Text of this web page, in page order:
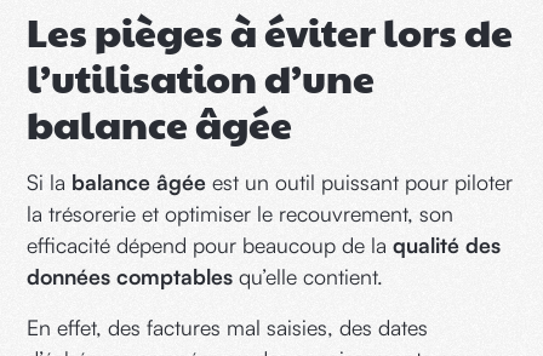
Les pièges à éviter lors de
l’utilisation d’une
balance âgée
Si la balance âgée est un outil puissant pour piloter
la trésorerie et optimiser le recouvrement, son
efficacité dépend pour beaucoup de laqualité des
données comptables qu’elle contient.
En effet, des factures mal saisies, des dates